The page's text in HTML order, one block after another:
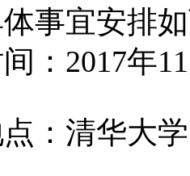
事宜安排
： 2017年
点：清华大